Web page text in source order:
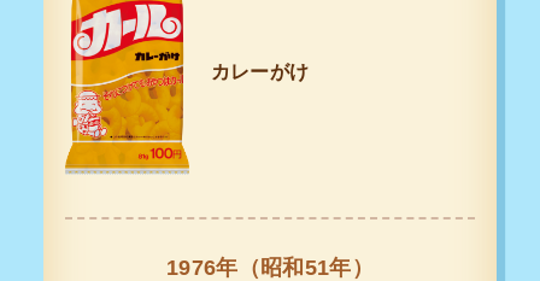
カレーがけ
1976年（昭和51年）